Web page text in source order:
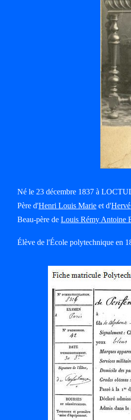
Né le 23 décembre 1837 à
Père d'Henri Louis Marie et d'
Beau-père de Louis Rémy Antoine
Élève de l'École polytechnique en